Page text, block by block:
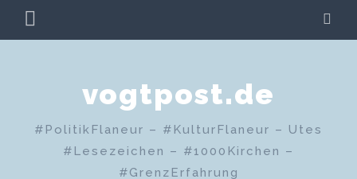
Zum
Inhalt MENÜ
vogtpost.de
#PolitikFlaneur – #KulturFlaneur – Utes
#Lesezeichen – #1000Kirchen –
#GrenzErfahrung